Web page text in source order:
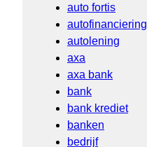
auto fortis
autofinanciering
autolening
axa
axa bank
bank
bank krediet
banken
bedrijf